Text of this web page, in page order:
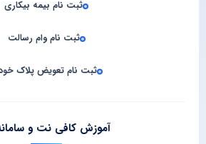
ثبت نام بیمه بیکاری
ثبت نام وام رسالت
ثبت نام تعویض پلاک
آموزش کافی نت و